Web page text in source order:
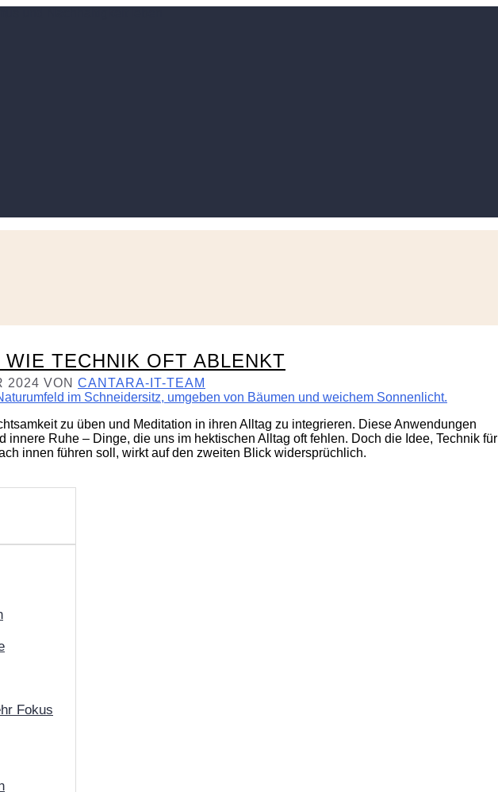
TECHNIK OFT ABLENKT
2024 VON CANTARA-IT-TEAM
zu üben und Meditation in ihren Alltag zu integrieren. Diese Anwendungen
innere Ruhe – Dinge, die uns im hektischen Alltag oft fehlen. Doch die Idee, Technik für
innen führen soll, wirkt auf den zweiten Blick widersprüchlich.
Fokus